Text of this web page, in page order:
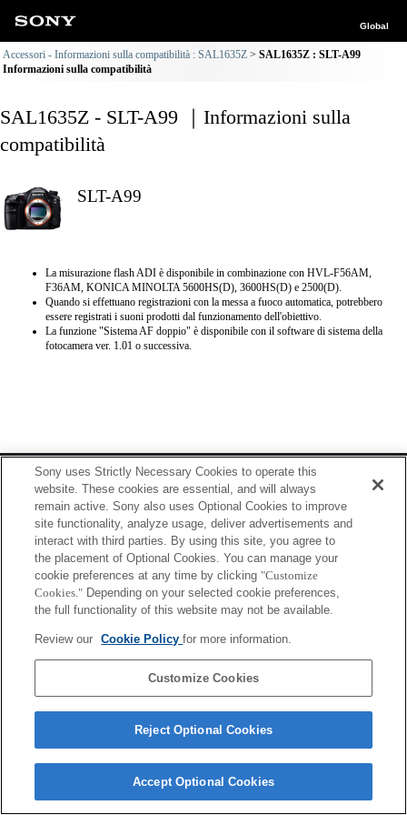
Global
Accessori - Informazioni sulla compatibilità : SAL1635Z
SAL1635Z : SLT-A99
Informazioni sulla compatibilità
SAL1635Z - SLT-A99 ｜Informazioni sulla
compatibilità
SLT-A99
La misurazione flash ADI è disponibile in combinazione con HVL-F56AM,
F36AM, KONICA MINOLTA 5600HS(D), 3600HS(D) e 2500(D).
Quando si effettuano registrazioni con la messa a fuoco automatica, potrebbero
essere registrati i suoni prodotti dal funzionamento dell'obiettivo.
La funzione "Sistema AF doppio" è disponibile con il software di sistema della
fotocamera ver. 1.01 o successiva.
Copyright 2026 Sony Corporation
Sony uses Strictly Necessary Cookies to operate this
website. These cookies are essential, and will always
remain active. Sony also uses Optional Cookies to improve
site functionality, analyze usage, deliver advertisements and
interact with third parties. By using this site, you agree to
the placement of Optional Cookies. You can manage your
cookie preferences at any time by clicking "Customize
Cookies." Depending on your selected cookie preferences,
the full functionality of this website may not be available.
Review our Cookie Policyfor more information.
Customize Cookies
Reject Optional Cookies
Accept Optional Cookies